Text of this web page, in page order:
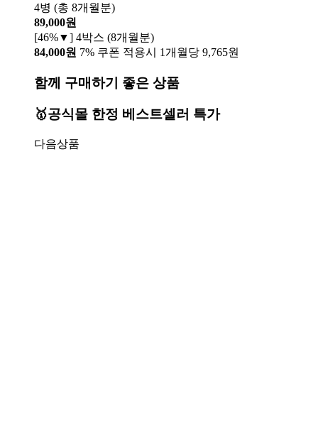
4병 (총 8개월분)
89,000원
[46%▼] 4박스 (8개월분)
84,000원 7% 쿠폰 적용시 1개월당 9,765원
함께 구매하기 좋은 상품
🥇공식몰 한정 베스트셀러 특가
다음상품